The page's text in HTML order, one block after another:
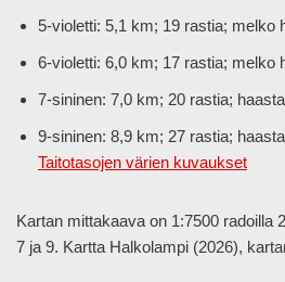
5-violetti: 5,1 km; 19 rastia; melko
6-violetti: 6,0 km; 17 rastia; melko
7-sininen: 7,0 km; 20 rastia;
9-sininen: 8,9 km; 27 rastia;
Taitotasojen värien kuvaukset
Kartan mittakaava on 1:7500 radoilla
7 ja 9. Kartta Halkolampi (2026),